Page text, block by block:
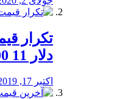
تکرار
دلار 11 400
اکتبر 17, 2019